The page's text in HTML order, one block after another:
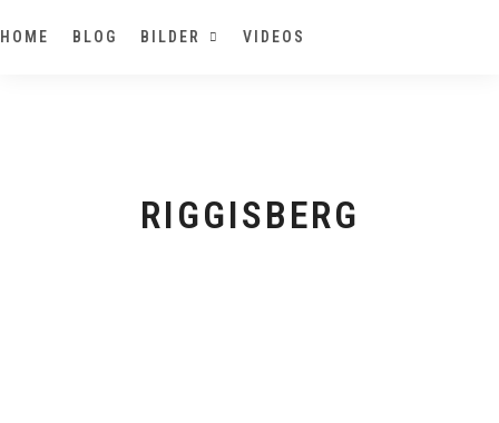
HOME BLOG BILDER VIDEOS
RIGGISBERG